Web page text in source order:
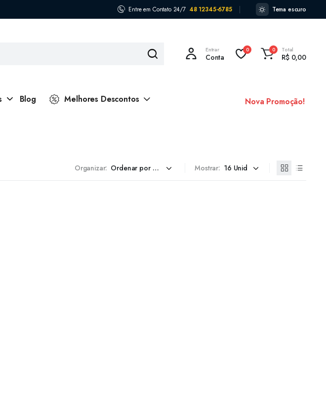
Entre em Contato 24/7 48 12345-6785 Tema escuro
Entrar
Conta
0 0 Total
R$0,00
Blog Melhores Descontos Nova Promoção!
Organizar: Mostrar: